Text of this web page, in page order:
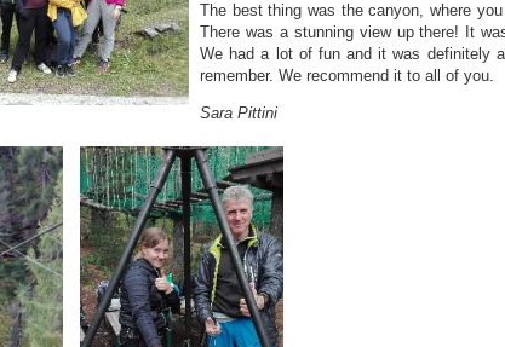
The best thing was the canyon, where
There was a stunning view up there! It
We had a lot of fun and it was definitely
remember. We recommend it to all of you.
Sara Pittini